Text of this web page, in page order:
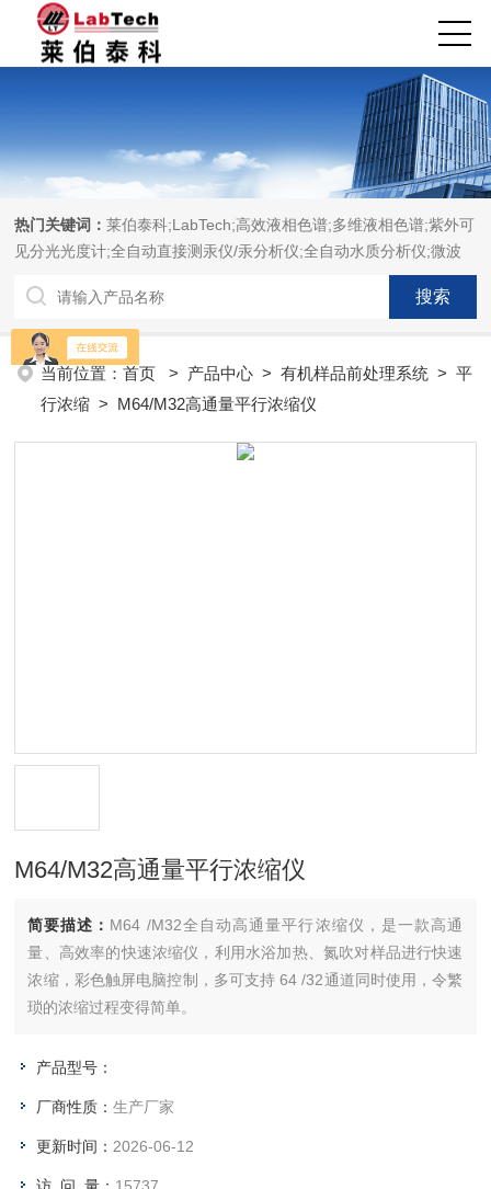
热门关键词：莱伯泰科;LabTech;高效液相色谱;多维液相色谱;紫外可
见分光光度计;全自动直接测汞仪/汞分析仪;全自动水质分析仪;微波
消解萃取系统;微波合成系统;微波灰化磺化系统;全自动固相萃取系
统;Dryvap全自动溶剂蒸发系统;激光固体烧蚀进样系统;循环水冷却
器;电热消解仪;微控数显电热板;光波加热仪;磁力搅拌器;分析仪器;实
验室设备;样品前处理仪器;实验室信息管理系统（LIMS;超净实验室
设计与工程;通风柜;化学安全柜;AAICPICP-MSUV-VISHPLC耗材和
配件
当前位置：首页 > 产品中心 >有机样品前处理系统 >平
行浓缩 > M64/M32高通量平行浓缩仪
M64/M32高通量平行浓缩仪
简要描述： M64 /M32全自动高通量平行浓缩仪，是一款高通
量、高效率的快速浓缩仪，利用水浴加热、氮吹对样品进行快速
浓缩，彩色触屏电脑控制，多可支持 64 /32通道同时使用，令繁
琐的浓缩过程变得简单。
产品型号：
厂商性质：生产厂家
更新时间： 2026-06-12